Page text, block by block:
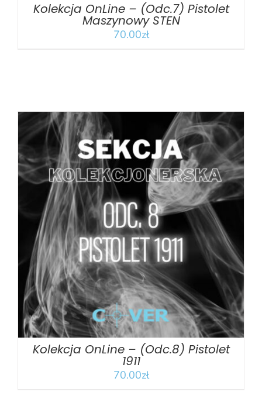
Kolekcja OnLine – (Odc.7) Pistolet
Maszynowy STEN
70.00zł
DODAJ DO KOSZYKA SZCZEGÓŁY
Kolekcja OnLine – (Odc.8) Pistolet
1911
70.00zł